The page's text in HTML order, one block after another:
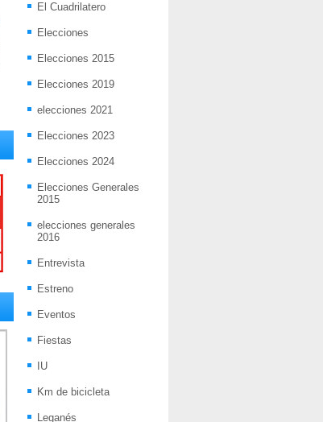
El Cuadrilatero
Elecciones
Elecciones 2015
Elecciones 2019
elecciones 2021
Elecciones 2023
Elecciones 2024
Elecciones Generales
2015
elecciones generales
2016
Entrevista
Estreno
Eventos
Fiestas
IU
Km de bicicleta
Leganés